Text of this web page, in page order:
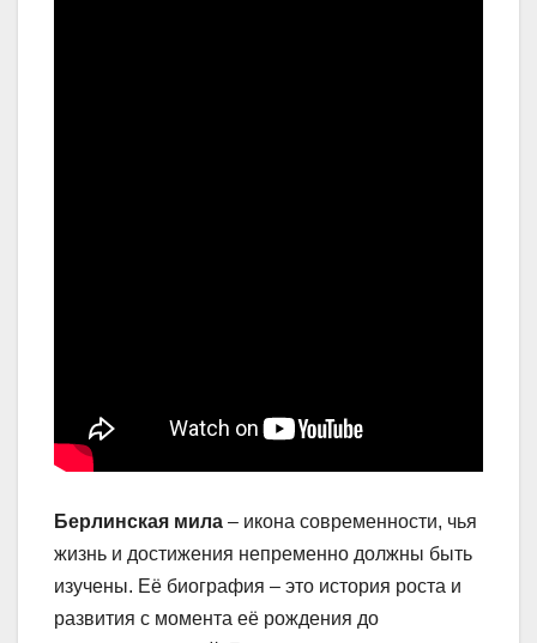
Берлинская мила – икона современности, чья
жизнь и достижения непременно должны быть
изучены. Её биография – это история роста и
развития с момента её рождения до